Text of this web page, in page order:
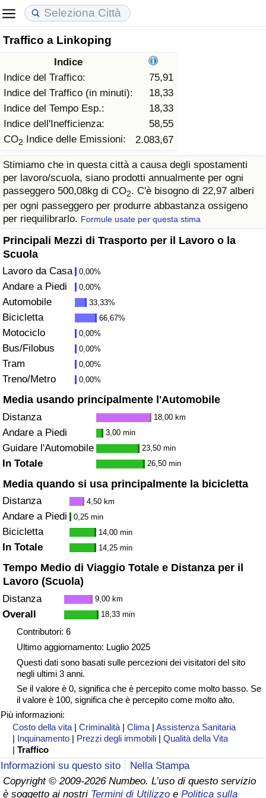
Traffico a Linkoping
Indice
Indice del Traffico:
75,91
Indice del Traffico (in minuti):
18,33
Indice del Tempo Esp.:
18,33
Indice dell'Inefficienza:
58,55
CO2 Indice delle Emissioni: 2.083,67
Stimiamo che in questa città a causa degli spostamenti
per lavoro/scuola, siano prodotti annualmente per ogni
passeggero 500,08kg di CO2. C'è bisogno di 22,97 alberi
per ogni passeggero per produrre abbastanza ossigeno
per riequilibrarlo. Formule usate per questa stima
Principali Mezzi di Trasporto per il Lavoro o la
Scuola
Lavoro da Casa 0,00%
Andare a Piedi 0,00%
Automobile 33,33%
Bicicletta 66,67%
Motociclo 0,00%
Bus/Filobus 0,00%
Tram 0,00%
Treno/Metro 0,00%
Media usando principalmente l'Automobile
Distanza 18,00 km
Andare a Piedi 3,00 min
Guidare l'Automobile 23,50 min
In Totale 26,50 min
Media quando si usa principalmente la bicicletta
Distanza 4,50 km
Andare a Piedi 0,25 min
Bicicletta 14,00 min
In Totale 14,25 min
Tempo Medio di Viaggio Totale e Distanza per il
Lavoro (Scuola)
Distanza 9,00 km
Overall 18,33 min
Contributori: 6
Ultimo aggiornamento: Luglio 2025
Questi dati sono basati sulle percezioni dei visitatori del sito
negli ultimi 3 anni.
Se il valore è 0, significa che è percepito come molto basso. Se
il valore è 100, significa che è percepito come molto alto.
Più informazioni:
Costo della vita |Criminalità |Clima |Assistenza Sanitaria
| Inquinamento | Prezzi degli immobili |Qualità della Vita
|Traffico
Informazioni su questo sito
Nella Stampa
Copyright © 2009-2026 Numbeo. L’uso di questo servizio
è soggetto ai nostri Termini di Utilizzo e Politica sulla
Costo della vita
Indice Del Costo Della Vita (corrente)
Indice Del Costo Della Vita
Indice del Costo della Vita per Nazione
ad Aqaba
Prezzi degli immobili
Indice del Prezzo delle Case (Corrente)
Indice del Prezzo delle Case
Indice del Prezzo delle Case per Nazione
Qualità della Vita
Indice della Qualità della Vita
Indice della Qualità della Vita (Corrente)
Indice della qualità della vita per Paese
Criminalità
Indice del Tasso di Criminalità (Corrente)
Indice della Criminalità
Indice di criminalità per paese
Assistenza Sanitaria
Indice dell’Assistenza Sanitaria (Corrente)
Indice dell’Assistenza Sanitaria
Indice dell’Assistenza Sanitaria per
Inquinamento
Indice dell’Inquinamento (Corrente)
Indice di inquinamento
Indice dell’Inquinamento per Nazione
Traffico
Indice del Traffico
Indice del traffico (Corrente)
Indice del traffico per Nazione